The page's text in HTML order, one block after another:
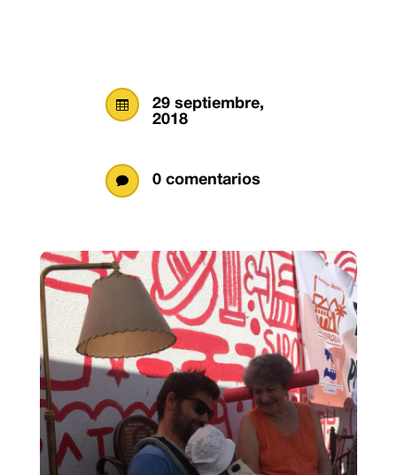

29 septiembre,
2018
 0 comentarios